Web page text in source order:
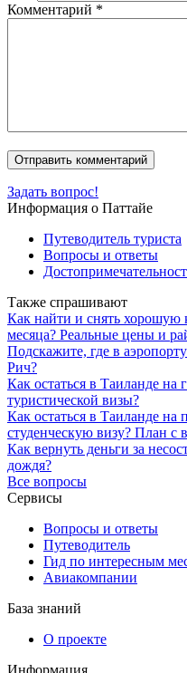
Комментарий *
Задать вопрос!
Информация о Паттайе
Путеводитель туриста
Вопросы и ответы
Также спрашивают
Как найти и снять хорошую
месяца? Реальные цены и
Подскажите, где в
Рич?
Как остаться в Таиланде на
туристической визы?
Как остаться в Таиланде
студенческую визу? План с
Как вернуть деньги за
дождя?
Все вопросы
Сервисы
Вопросы и ответы
Путеводитель
Гид по интересным
Авиакомпании
База знаний
О проекте
Информация